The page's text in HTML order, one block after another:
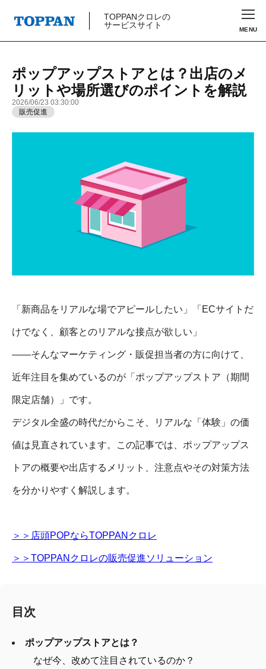
TOPPANクロレの
サービスサイト
MENU
ポップアップストアとは？出店のメ
リットや場所選びのポイントを解説
2026/06/23 03:30:00
販売促進
「新商品をリアルな場でアピールしたい」「ECサイトだ
けでなく、顧客とのリアルな接点が欲しい」
――そんなマーケティング・販促担当者の方に向けて、
近年注目を集めているのが「ポップアップストア（期間
限定店舗）」です。
デジタル全盛の時代だからこそ、リアルな「体験」の価
値は見直されています。この記事では、ポップアップス
トアの概要や出店するメリット、注意点やその対策方法
を分かりやすく解説します。
＞＞店頭POPならTOPPANクロレ
＞＞TOPPANクロレの販売促進ソリューション
目次
ポップアップストアとは？
なぜ今、改めて注目されているのか？